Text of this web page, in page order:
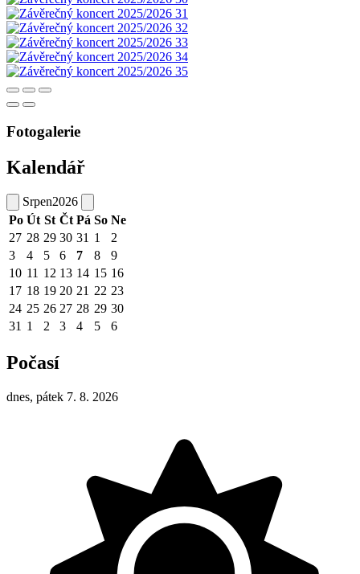
Fotogalerie
Kalendář
Srpen2026
Po Út St Čt Pá So Ne
27 28 29 30 31 1
2
3
4 5 6 7 8
9
10 11 12 13 14 15 16
17 18 19 20 21 22 23
24 25 26 27 28 29 30
31 1 2 3 4 5 6
Počasí
dnes, pátek 7. 8. 2026